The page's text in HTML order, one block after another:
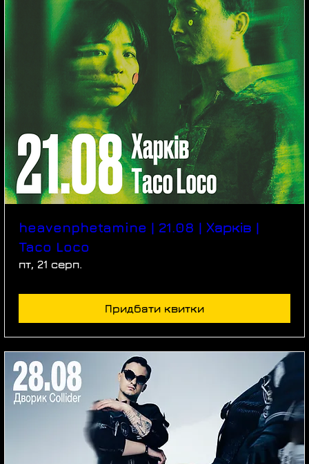
heavenphetamine | 21.08 | Харків |
Taco Loco
пт, 21 серп.
Придбати квитки